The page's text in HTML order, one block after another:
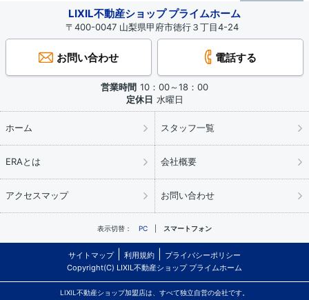
LIXIL不動産ショップ プライムホーム
〒400-0047 山梨県甲府市徳行３丁目4-24
お問い合わせ 電話する
営業時間 10：00～18：00
定休日 水曜日
ホーム スタッフ一覧
ERAとは 会社概要
アクセスマップ お問い合わせ
表示切替： PC スマートフォン
サイトマップ 利用規約
プライバシーポリシー
Copyright(C) LIXIL不動産ショップ プライムホーム
LIXIL不動産ショップ加盟店は、すべて独立自営の会社です。